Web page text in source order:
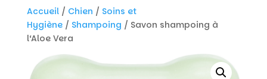
Accueil/ Chien / Soins et
Hygiène/ Shampoing / Savon shampoing à
l‘Aloe Vera